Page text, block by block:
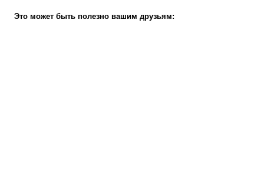
Это может быть полезно вашим друзьям: